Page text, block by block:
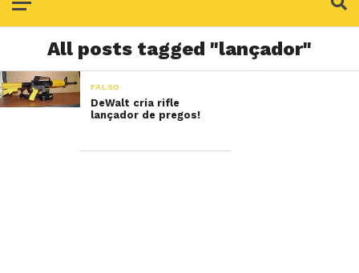
All posts tagged "lançador"
FALSO
DeWalt cria rifle
lançador de pregos!